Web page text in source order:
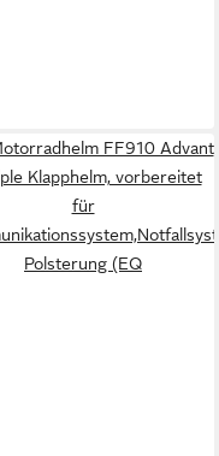
FF910 Advant
Klapphelm, vorbereitet
für
Polsterung (EQ